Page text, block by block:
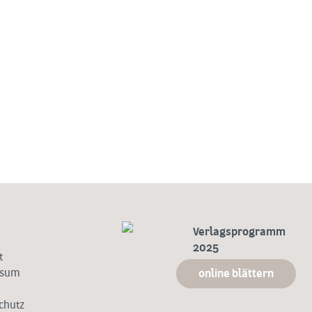
Verlagsprogramm
2025
online blättern